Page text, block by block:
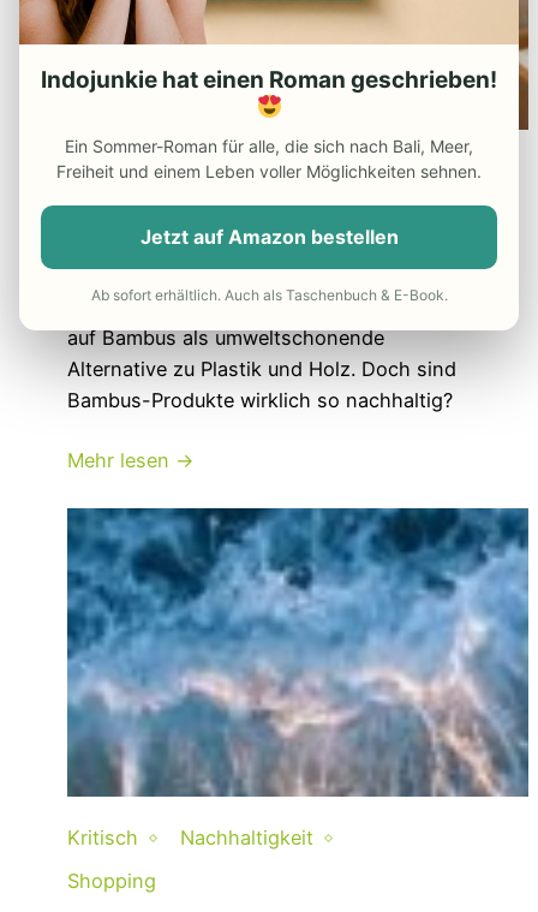
Kritisch
Nachhaltigkeit
Umweltbewusste Konsumenten schwören
auf Bambus als umweltschonende
Alternative zu Plastik und Holz. Doch sind
Bambus-Produkte wirklich so nachhaltig?
Mehr lesen →
Kritisch
Nachhaltigkeit
Shopping
Indojunkie hat einen Roman geschrieben!
Ein Sommer-Roman für alle, die sich nach Bali, Meer,
Freiheit und einem Leben voller Möglichkeiten sehnen.
Jetzt auf Amazon bestellen
Ab sofort erhältlich. Auch als Taschenbuch & E-Book.